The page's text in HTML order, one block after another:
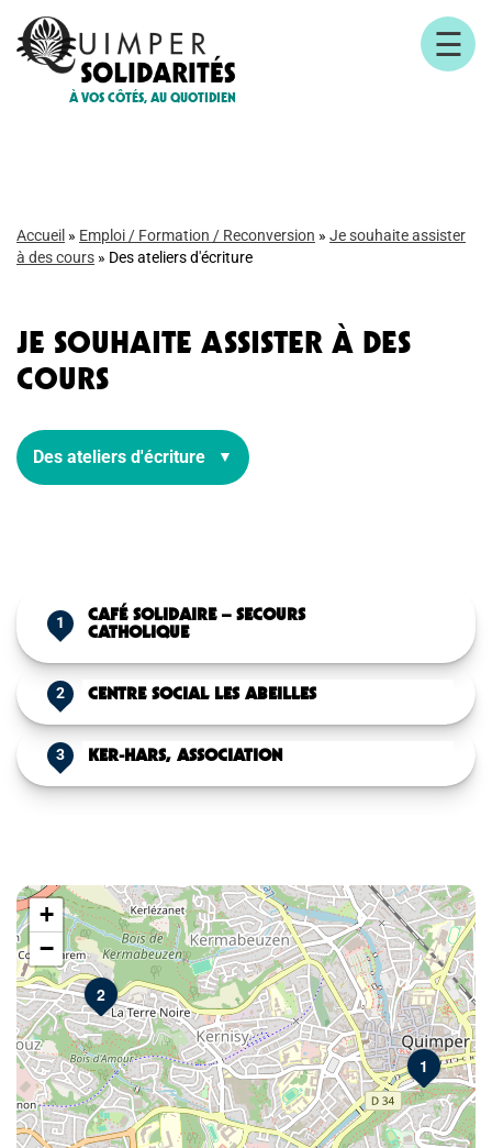
☰
À VOS CÔTÉS, AU QUOTIDIEN
Accueil » Emploi / Formation / Reconversion » Je souhaite assister
à des cours » Des ateliers d'écriture
JE SOUHAITE ASSISTER À DES
COURS
Des ateliers d'écriture
1
CAFÉ SOLIDAIRE – SECOURS
CATHOLIQUE
2 CENTRE SOCIAL LES ABEILLES
3 KER-HARS, ASSOCIATION
2
1
+
−